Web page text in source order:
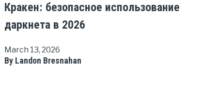
Кракен: безопасное использование
даркнета в 2026
March 13, 2026
By Landon Bresnahan